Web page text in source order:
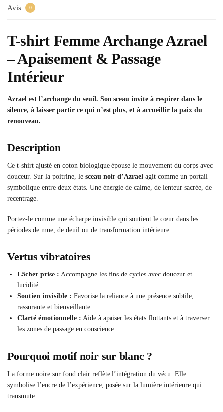
Avis 0
T-shirt Femme Archange Azrael
– Apaisement & Passage
Intérieur
Azrael est l’archange du seuil. Son sceau invite à respirer dans le
silence, à laisser partir ce qui n’est plus, et à accueillir la paix du
renouveau.
Description
Ce t-shirt ajusté en coton biologique épouse le mouvement du corps avec
douceur. Sur la poitrine, le sceau noir d’Azrael agit comme un portail
symbolique entre deux états. Une énergie de calme, de lenteur sacrée, de
recentrage.
Portez-le comme une écharpe invisible qui soutient le cœur dans les
périodes de mue, de deuil ou de transformation intérieure.
Vertus vibratoires
Lâcher-prise : Accompagne les fins de cycles avec douceur et
lucidité.
Soutien invisible : Favorise la reliance à une présence subtile,
rassurante et bienveillante.
Clarté émotionnelle : Aide à apaiser les états flottants et à traverser
les zones de passage en conscience.
Pourquoi motif noir sur blanc ?
La forme noire sur fond clair reflète l’intégration du vécu. Elle
symbolise l’encre de l’expérience, posée sur la lumière intérieure qui
transmute.